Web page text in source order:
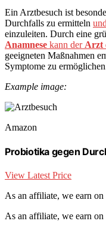
Ein Arztbesuch ist
Durchfalls zu ermitteln
einzuleiten. Durch eine
Anamnese kann der Arzt
geeigneten Maßnahmen
Symptome zu
Example image:
Amazon
Probiotika gegen
View Latest Price
As an affiliate, we earn
As an affiliate, we earn